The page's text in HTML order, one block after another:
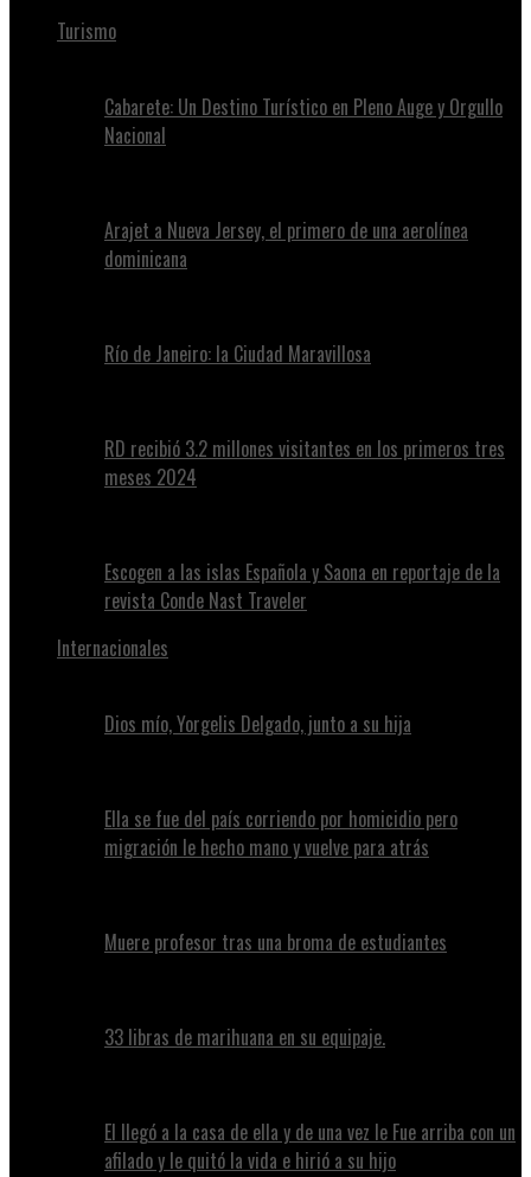
Turismo
Cabarete: Un Destino Turístico en Pleno Auge y Orgullo
Nacional
Arajet a Nueva Jersey, el primero de una aerolínea
dominicana
Río de Janeiro: la Ciudad Maravillosa
RD recibió 3.2 millones visitantes en los primeros tres
meses 2024
Escogen a las islas Española y Saona en reportaje de la
revista Conde Nast Traveler
Internacionales
Dios mío, Yorgelis Delgado, junto a su hija
Ella se fue del país corriendo por homicidio pero
migración le hecho mano y vuelve para atrás
Muere profesor tras una broma de estudiantes
33 libras de marihuana en su equipaje.
El llegó a la casa de ella y de una vez le Fue arriba con un
afilado y le quitó la vida e hirió a su hijo